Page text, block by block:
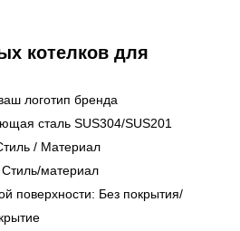
котелков для
логотип бренда
сталь SUS304/SUS201
/ Материал
материал
поверхности: Без покрытия/